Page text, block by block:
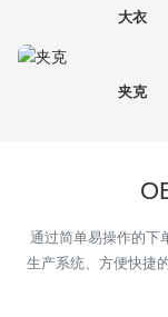
大衣
夹克
通过简单易操作的下
生产系统、方便快捷